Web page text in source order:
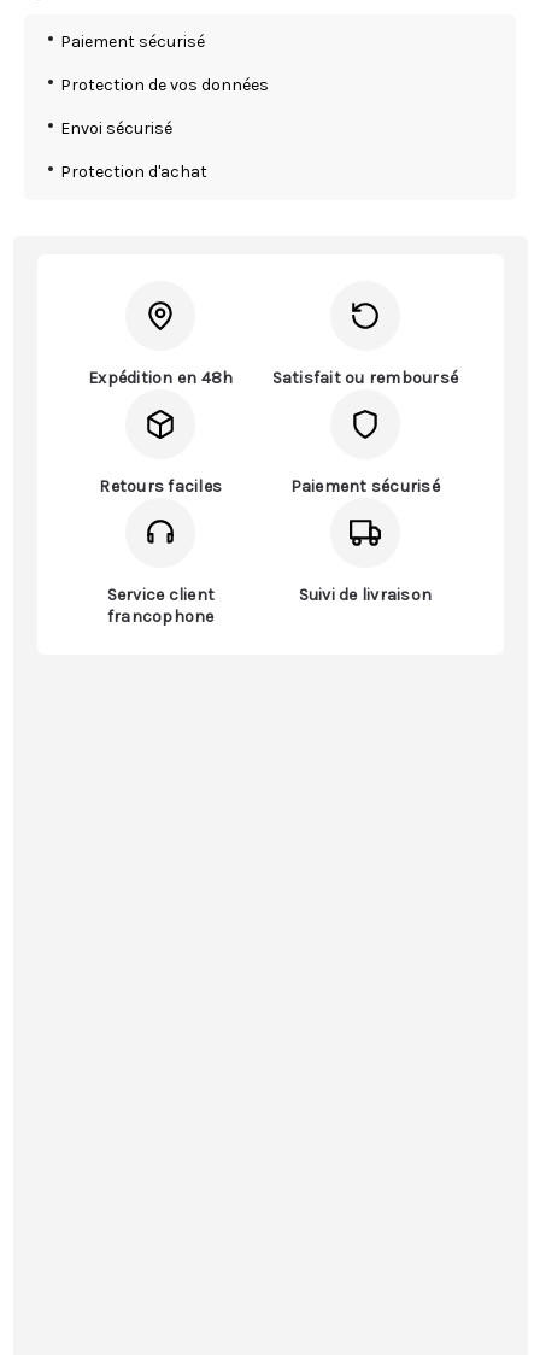
Paiement sécurisé
Protection de vos données
Envoi sécurisé
Protection d'achat
Expédition en 48h Satisfait ou remboursé
Retours faciles Paiement sécurisé
Service client
francophone
Suivi de livraison